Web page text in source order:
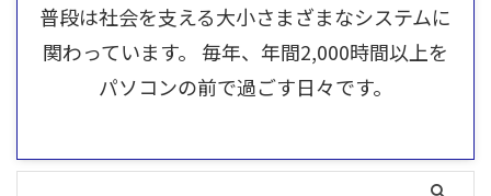
普段は社会を支える大小さまざまなシステムに
関わっています。 毎年、年間2,000時間以上を
パソコンの前で過ごす日々です。